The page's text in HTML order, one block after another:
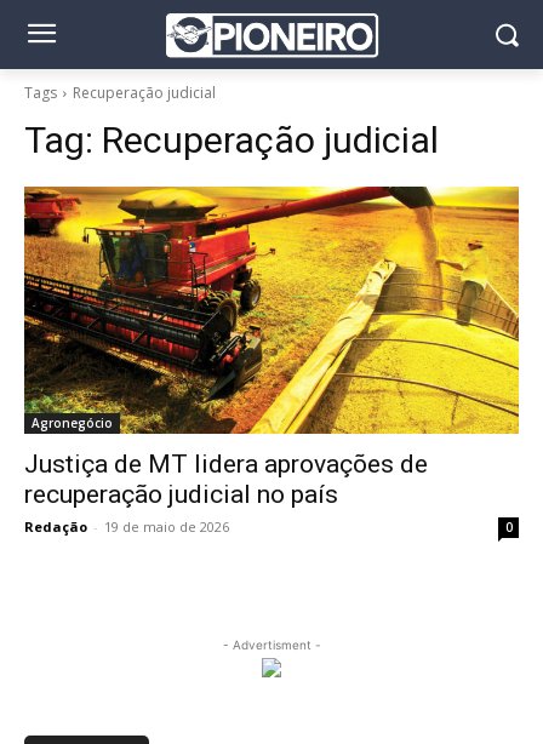
Tags Recuperação judicial
Tag: Recuperação judicial
Agronegócio
Justiça de MT lidera aprovações de
recuperação judicial no país
Redação - 19 de maio de 2026 0
- Advertisment -